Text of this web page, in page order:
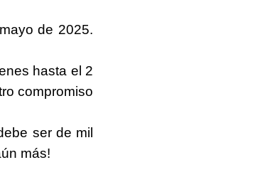
de 2025.
hasta el 2
compromiso
ser de mil
más!